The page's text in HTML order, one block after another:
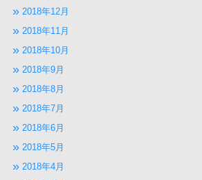
2018年12月
2018年11月
2018年10月
2018年9月
2018年8月
2018年7月
2018年6月
2018年5月
2018年4月